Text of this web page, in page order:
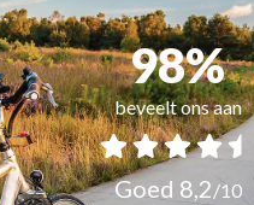
98%
beveelt ons aan
Goed 8,2/10